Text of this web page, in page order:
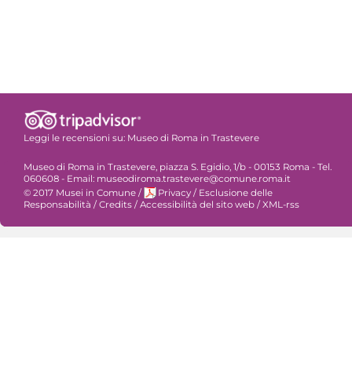
Leggi le recensioni su: Museo di Roma in Trastevere
Museo di Roma in Trastevere, piazza S. Egidio, 1/b - 00153 Roma - Tel.
060608 - Email: museodiroma.trastevere@comune.roma.it
© 2017 Musei in Comune / Privacy / Esclusione delle
Responsabilità /Credits /Accessibilità del sito web /XML-rss